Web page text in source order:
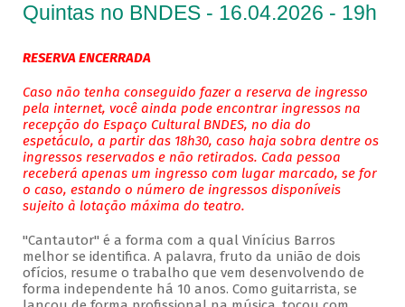
Quintas no BNDES - 16.04.2026 - 19h
RESERVA ENCERRADA
Caso não tenha conseguido fazer a reserva de ingresso
pela internet, você ainda pode encontrar ingressos na
recepção do Espaço Cultural BNDES, no dia do
espetáculo, a partir das 18h30, caso haja sobra dentre os
ingressos reservados e não retirados. Cada pessoa
receberá apenas um ingresso com lugar marcado, se for
o caso, estando o número de ingressos disponíveis
sujeito à lotação máxima do teatro.
"Cantautor" é a forma com a qual Vinícius Barros
melhor se identifica. A palavra, fruto da união de dois
ofícios, resume o trabalho que vem desenvolvendo de
forma independente há 10 anos. Como guitarrista, se